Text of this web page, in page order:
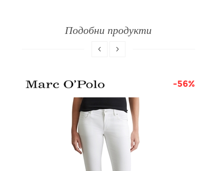
Подобни продукти
-56%